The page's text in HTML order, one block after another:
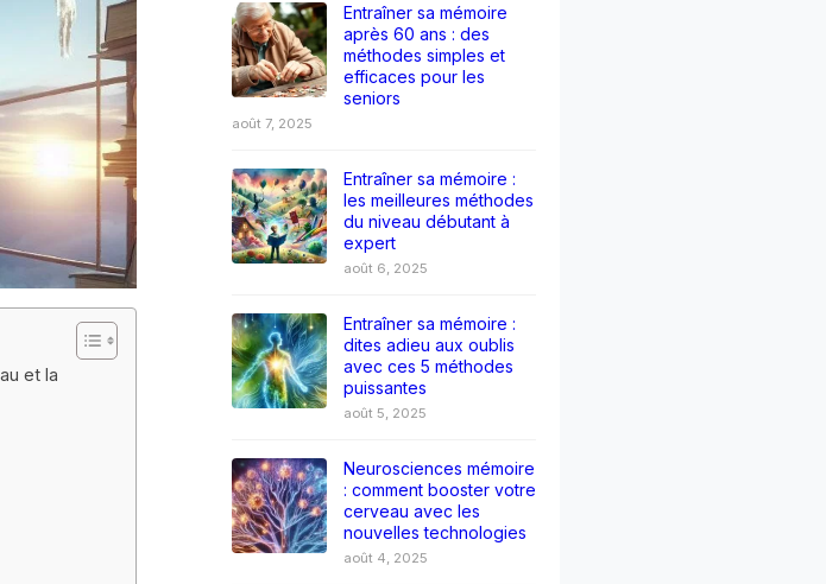
et la
Entraîner sa mémoire
après 60 ans : des
méthodes simples et
efficaces pour les
seniors
août 7, 2025
Entraîner sa mémoire :
les meilleures méthodes
du niveau débutant à
expert
août 6, 2025
Entraîner sa mémoire :
dites adieu aux oublis
avec ces 5 méthodes
puissantes
août 5, 2025
Neurosciences mémoire
: comment booster votre
cerveau avec les
nouvelles technologies
août 4, 2025